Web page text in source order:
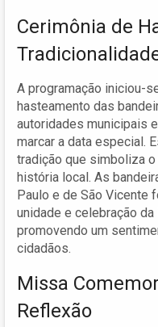
Cerimônia de
A programação iniciou-
hasteamento das
autoridades municipais
marcar a data especial.
tradição que simboliza
história local. As
Paulo e de São Vicente
unidade e celebração
promovendo um
cidadãos.
Missa
Reflexão